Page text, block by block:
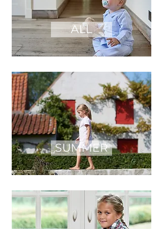
ALL
SUMMER